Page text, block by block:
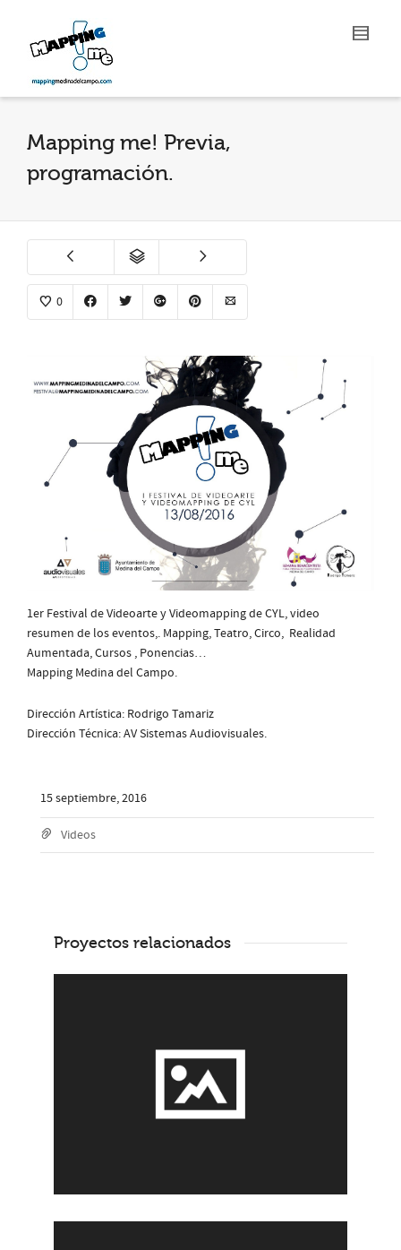
Mapping me! Previa,
programación.
0
1er Festival de Videoarte y Videomapping de CYL, video
resumen de los eventos,. Mapping, Teatro, Circo, Realidad
Aumentada, Cursos , Ponencias…
Mapping Medina del Campo.
Dirección Artística: Rodrigo Tamariz
Dirección Técnica: AV Sistemas Audiovisuales.
15 septiembre, 2016
Videos
Proyectos relacionados